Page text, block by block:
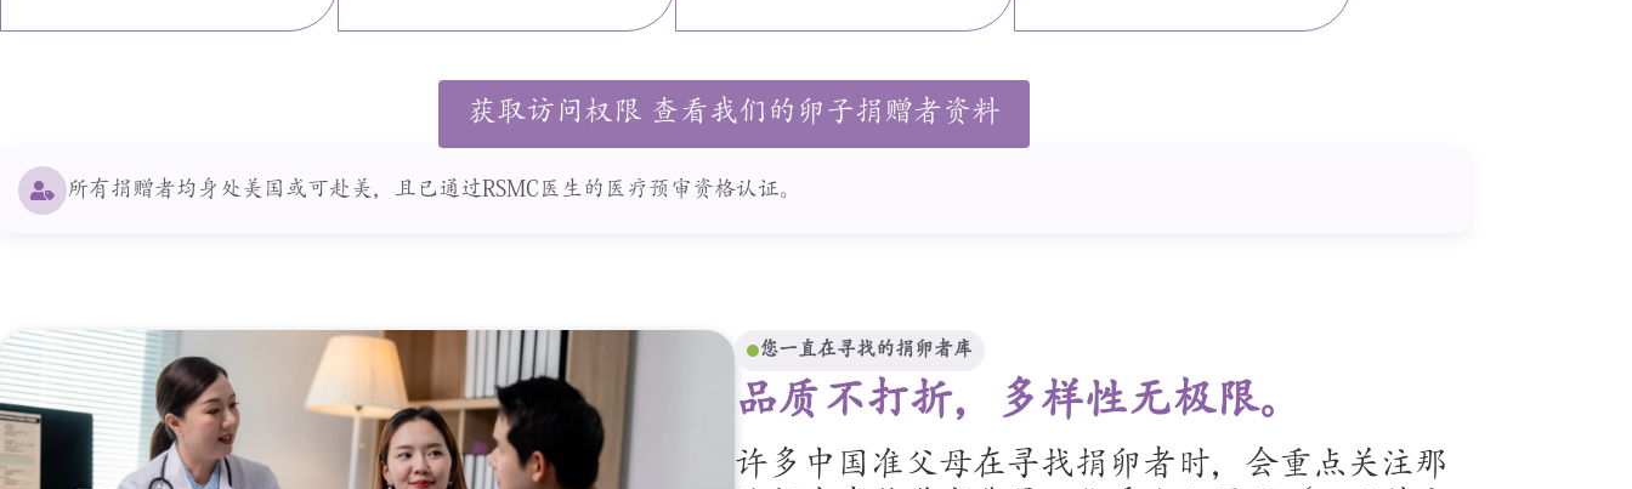
获取访问权限 查看我们的卵子捐赠者资料
所有捐赠者均身处美国或可赴美，且已通过RSMC医生的医疗预审资格认证。
您一直在寻找的捐卵者库
品质不打折，多样性无极限。
许多中国准父母在寻找捐卵者时，会重点关注那